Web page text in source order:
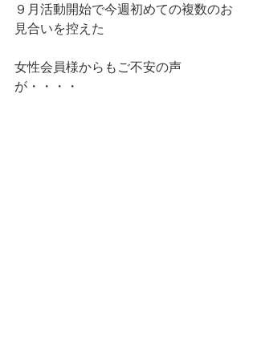
９月活動開始で今週初めての複数のお
見合いを控えた
女性会員様からもご不安の声
が・・・・